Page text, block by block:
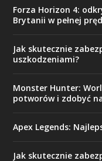
Forza Horizon 4:
Brytanii w pełnej
Jak skutecznie
uszkodzeniami?
Monster Hunter:
potworów i zdobyć
Apex Legends:
Jak skutecznie